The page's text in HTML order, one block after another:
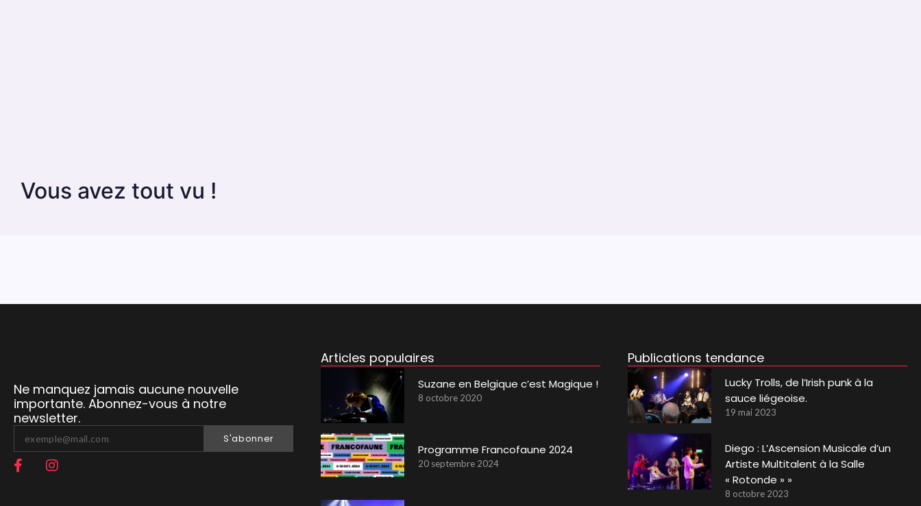
Vous avez tout vu !
Ne manquez jamais aucune nouvelle
importante. Abonnez-vous à notre
newsletter.
S'abonner
Articles populaires
Suzane en Belgique c’est Magique !
8 octobre 2020
Programme Francofaune 2024
20 septembre 2024
Publications tendance
Lucky Trolls, de l’Irish punk à la
sauce liégeoise.
19 mai 2023
Diego : L’Ascension Musicale d’un
Artiste Multitalent à la Salle
« Rotonde » »
8 octobre 2023